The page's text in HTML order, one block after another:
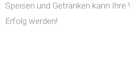
Speisen und Getränken kann
Erfolg werden!